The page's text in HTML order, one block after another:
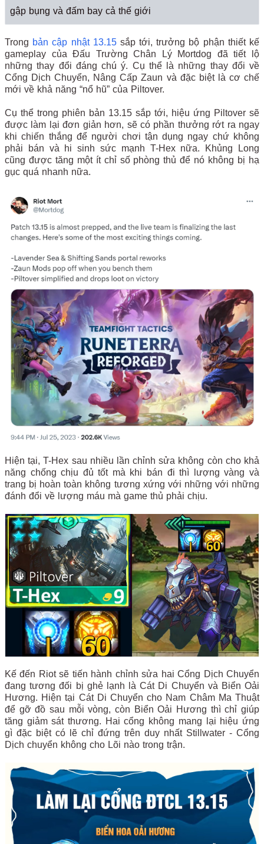
gập bụng và đấm bay cả thế giới
Trong bản cập nhật 13.15sắp tới, trưởng bộ phận thiết kế
gameplay của Đấu Trường Chân Lý Mortdog đã tiết lộ
những thay đổi đáng chú ý. Cụ thể là những thay đổi về
Cổng Dịch Chuyển, Nâng Cấp Zaun và đặc biệt là cơ chế
mới về khả năng “nổ hũ” của Piltover.
Cụ thể trong phiên bản 13.15 sắp tới, hiệu ứng Piltover sẽ
được làm lại đơn giản hơn, sẽ có phần thưởng rớt ra ngay
khi chiến thắng để người chơi tận dụng ngay chứ không
phải bán và hi sinh sức mạnh T-Hex nữa. Khủng Long
cũng được tăng một ít chỉ số phòng thủ để nó không bị hạ
gục quá nhanh nữa.
Hiện tại, T-Hex sau nhiều lần chỉnh sửa không còn cho khả
năng chống chịu đủ tốt mà khi bán đi thì lượng vàng và
trang bị hoàn toàn không tương xứng với những với những
đánh đổi về lượng máu mà game thủ phải chịu.
Kế đến Riot sẽ tiến hành chỉnh sửa hai Cổng Dịch Chuyển
đang tương đối bị ghẻ lạnh là Cát Di Chuyển và Biển Oải
Hương. Hiện tại Cát Di Chuyển cho Nam Châm Ma Thuật
để gỡ đồ sau mỗi vòng, còn Biển Oải Hương thì chỉ giúp
tăng giảm sát thương. Hai cổng không mang lại hiệu ứng
gì đặc biệt có lẽ chỉ đứng trên duy nhất Stillwater - Cổng
Dịch chuyển không cho Lõi nào trong trận.